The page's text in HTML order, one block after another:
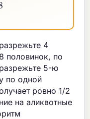
4
половинок, по
5-ю
по одной
ровно 1/2
на аликвотные